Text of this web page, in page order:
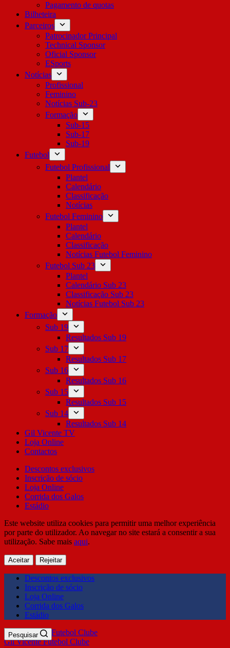
Pagamento de quotas
Bilheteira
Parceiros
Patrocinador Principal
Technical Sponsor
Oficial Sponsor
ESports
Notícias
Profissional
Feminino
Notícias Sub-23
Formação
Sub-15
Sub-17
Sub-19
Futebol
Futebol Profissional
Plantel
Calendário
Classificação
Notícias
Futebol Feminino
Plantel
Calendário
Classificação
Notícias Futebol Feminino
Futebol Sub 23
Plantel
Calendário Sub 23
Classificação Sub 23
Notícias Futebol Sub 23
Formação
Sub 19
Resultados Sub 19
Sub 17
Resultados Sub 17
Sub 16
Resultados Sub 16
Sub 15
Resultados Sub 15
Sub 14
Resultados Sub 14
Gil Vicente TV
Loja Online
Contactos
Descontos exclusivos
Inscrição de sócio
Loja Online
Corrida dos Galos
Estádio
Este website utiliza cookies para permitir uma melhor experiência
por parte do utilizador. Ao navegar no site estará a consentir a sua
utilização. Sabe mais aqui.
Aceitar Rejeitar
Descontos exclusivos
Inscrição de sócio
Loja Online
Corrida dos Galos
Estádio
Gil Vicente Futebol Clube
Pesquisar